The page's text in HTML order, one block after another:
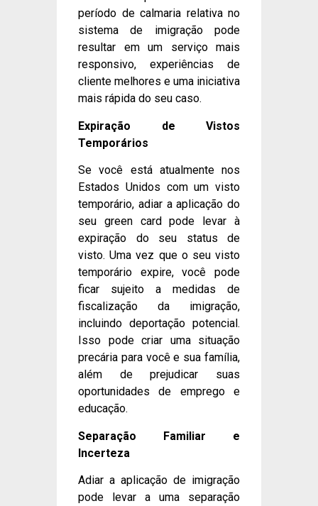
período de calmaria relativa no
sistema de imigração pode
resultar em um serviço mais
responsivo, experiências de
cliente melhores e uma iniciativa
mais rápida do seu caso.
Expiração de Vistos
Temporários
Se você está atualmente nos
Estados Unidos com um visto
temporário, adiar a aplicação do
seu green card pode levar à
expiração do seu status de
visto. Uma vez que o seu visto
temporário expire, você pode
ficar sujeito a medidas de
fiscalização da imigração,
incluindo deportação potencial.
Isso pode criar uma situação
precária para você e sua família,
além de prejudicar suas
oportunidades de emprego e
educação.
Separação Familiar e
Incerteza
Adiar a aplicação de imigração
pode levar a uma separação